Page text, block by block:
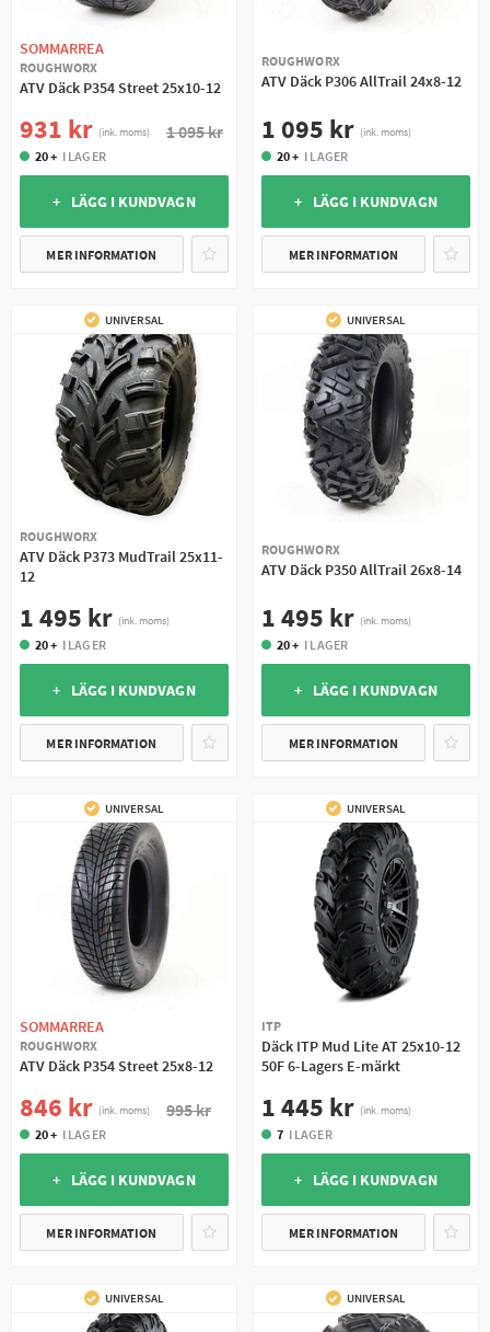
SOMMARREA
ROUGHWORX
ATV Däck P354 Street 25x10-12
931 kr (ink. moms) 1 095 kr
20 + I LAGER
+ LÄGG I KUNDVAGN
MER INFORMATION
ROUGHWORX
ATV Däck P306 AllTrail 24x8-12
1 095 kr (ink. moms)
20 + I LAGER
+ LÄGG I KUNDVAGN
MER INFORMATION
UNIVERSAL
ROUGHWORX
ATV Däck P373 MudTrail 25x11-
12
1 495 kr (ink. moms)
20 + I LAGER
+ LÄGG I KUNDVAGN
MER INFORMATION
UNIVERSAL
ROUGHWORX
ATV Däck P350 AllTrail 26x8-14
1 495 kr (ink. moms)
20 + I LAGER
+ LÄGG I KUNDVAGN
MER INFORMATION
UNIVERSAL
SOMMARREA
ROUGHWORX
ATV Däck P354 Street 25x8-12
846 kr (ink. moms) 995 kr
20 + I LAGER
+ LÄGG I KUNDVAGN
MER INFORMATION
UNIVERSAL
ITP
Däck ITP Mud Lite AT 25x10-12
50F 6-Lagers E-märkt
1 445 kr (ink. moms)
7 I LAGER
+ LÄGG I KUNDVAGN
MER INFORMATION
UNIVERSAL UNIVERSAL